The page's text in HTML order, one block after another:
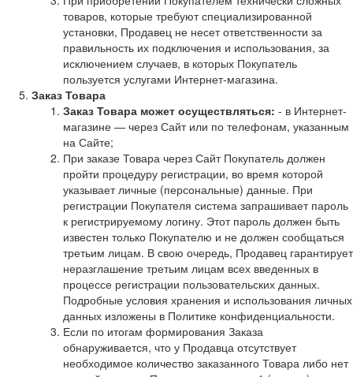
товаров, которые требуют специализированной
установки, Продавец не несет ответственности за
правильность их подключения и использования, за
исключением случаев, в которых Покупатель
пользуется услугами Интернет-магазина.
Заказ Товара
Заказ Товара может осуществляться: - в Интернет-
магазине — через Сайт или по телефонам, указанным
на Сайте;
При заказе Товара через Сайт Покупатель должен
пройти процедуру регистрации, во время которой
указывает личные (персональные) данные. При
регистрации Покупателя система запрашивает пароль
к регистрируемому логину. Этот пароль должен быть
известен только Покупателю и не должен сообщаться
третьим лицам. В свою очередь, Продавец гарантирует
неразглашение третьим лицам всех введенных в
процессе регистрации пользовательских данных.
Подробные условия хранения и использования личных
данных изложены в Политике конфиденциальности.
Если по итогам формирования Заказа
обнаруживается, что у Продавца отсутствует
необходимое количество заказанного Товара либо нет